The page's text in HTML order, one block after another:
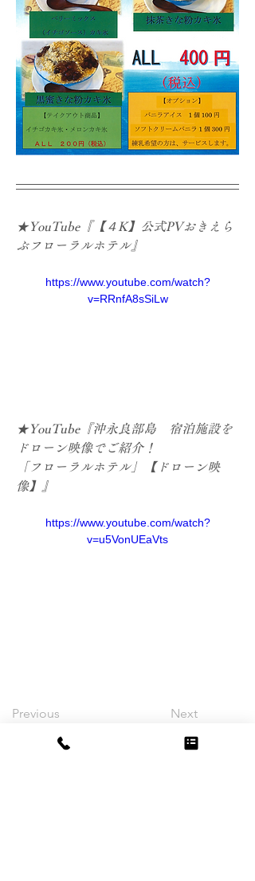
★YouTube『【４K】公式PVおきえら
ぶフローラルホテル』
https://www.youtube.com/watch?
v=RRnfA8sSiLw
★YouTube『沖永良部島　宿泊施設を
ドローン映像でご紹介！
「フローラルホテル」【ドローン映
https://www.youtube.com/watch?
v=u5VonUEaVts
Previous Next